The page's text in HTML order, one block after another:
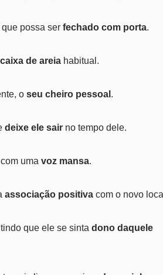
possa ser fechado com porta.
caixa de areiahabitual.
o seu cheiro pessoal .
deixe ele sairno tempo dele.
uma voz mansa.
associação positivacom o novo
que ele se sinta dono daquele